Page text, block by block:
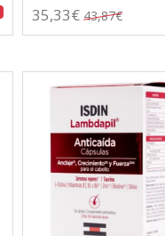
35,33€ 43,87€